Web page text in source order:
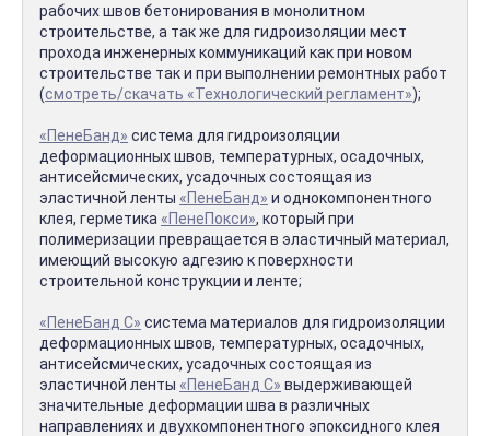
рабочих швов бетонирования в монолитном
строительстве, а так же для гидроизоляции мест
прохода инженерных коммуникаций как при новом
строительстве так и при выполнении ремонтных работ
(смотреть/скачать «Технологический регламент»);
«ПенеБанд» система для гидроизоляции
деформационных швов, температурных, осадочных,
антисейсмических, усадочных состоящая из
эластичной ленты «ПенеБанд» и однокомпонентного
клея, герметика «ПенеПокси», который при
полимеризации превращается в эластичный материал,
имеющий высокую адгезию к поверхности
строительной конструкции и ленте;
«ПенеБанд С» система материалов для гидроизоляции
деформационных швов, температурных, осадочных,
антисейсмических, усадочных состоящая из
эластичной ленты «ПенеБанд С» выдерживающей
значительные деформации шва в различных
направлениях и двухкомпонентного эпоксидного клея